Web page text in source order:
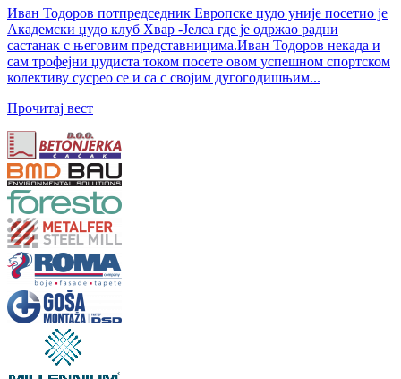
Иван Тодоров потпредседник Европске џудо уније посетио је
Академски џудо клуб Хвар -Јелса где је одржао радни
састанак с његовим представницима.Иван Тодоров некада и
сам трофејни џудиста током посете овом успешном спортском
колективу сусрео се и са с својим дугогодишњим...
Прочитај вест